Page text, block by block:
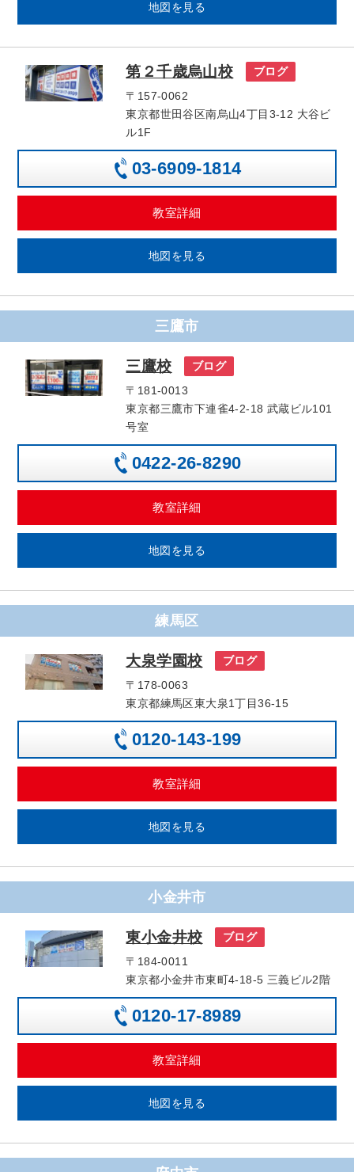
地図を見る
第２千歳烏山校
ブログ
〒157-0062
東京都世田谷区南烏山4丁目3-12 大谷ビ
ル1F
03-6909-1814
教室詳細
地図を見る
三鷹市
三鷹校
ブログ
〒181-0013
東京都三鷹市下連雀4-2-18 武蔵ビル101
号室
0422-26-8290
教室詳細
地図を見る
練馬区
大泉学園校
ブログ
〒178-0063
東京都練馬区東大泉1丁目36-15
0120-143-199
教室詳細
地図を見る
小金井市
東小金井校
ブログ
〒184-0011
東京都小金井市東町4-18-5 三義ビル2階
0120-17-8989
教室詳細
地図を見る